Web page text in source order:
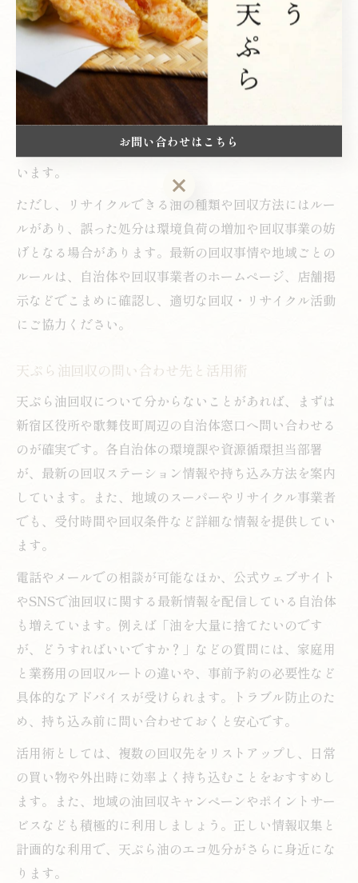
オ燃料化や工業製品原料化のほか、地域のエネルギー資
源として活用される事例も増加しています。自治体や民
間企業が協力し、多くの店舗や家庭から安定的に油を集
める仕組みが整いつつあります。ユーザーの声としては
「以前よりも回収場所が分かりやすくなった」「地域の
エコ意識が高まった」など、前向きな評価が寄せられて
います。
ただし、リサイクルできる油の種類や回収方法にはルー
ルがあり、誤った処分は環境負荷の増加や回収事業の妨
げとなる場合があります。最新の回収事情や地域ごとの
ルールは、自治体や回収事業者のホームページ、店舗掲
示などでこまめに確認し、適切な回収・リサイクル活動
にご協力ください。
天ぷら油回収の問い合わせ先と活用術
天ぷら油回収について分からないことがあれば、まずは
新宿区役所や歌舞伎町周辺の自治体窓口へ問い合わせる
のが確実です。各自治体の環境課や資源循環担当部署
が、最新の回収ステーション情報や持ち込み方法を案内
しています。また、地域のスーパーやリサイクル事業者
でも、受付時間や回収条件など詳細な情報を提供してい
ます。
電話やメールでの相談が可能なほか、公式ウェブサイト
やSNSで油回収に関する最新情報を配信している自治体
も増えています。例えば「油を大量に捨てたいのです
が、どうすればいいですか？」などの質問には、家庭用
と業務用の回収ルートの違いや、事前予約の必要性など
具体的なアドバイスが受けられます。トラブル防止のた
め、持ち込み前に問い合わせておくと安心です。
活用術としては、複数の回収先をリストアップし、日常
の買い物や外出時に効率よく持ち込むことをおすすめし
ます。また、地域の油回収キャンペーンやポイントサー
ビスなども積極的に利用しましょう。正しい情報収集と
計画的な利用で、天ぷら油のエコ処分がさらに身近にな
ります。
お問い合わせはこちら
お問い合わせはこちら